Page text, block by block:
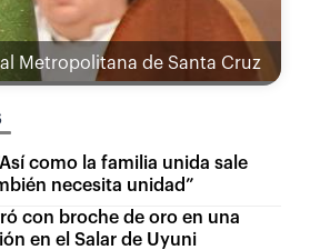
Metropolitana de Santa Cruz
como la familia unida sale
necesita unidad”
con broche de oro en una
en el Salar de Uyuni